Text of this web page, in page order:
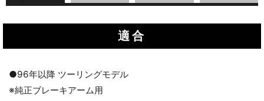
適合
●96年以降 ツーリングモデル
※純正ブレーキアーム用